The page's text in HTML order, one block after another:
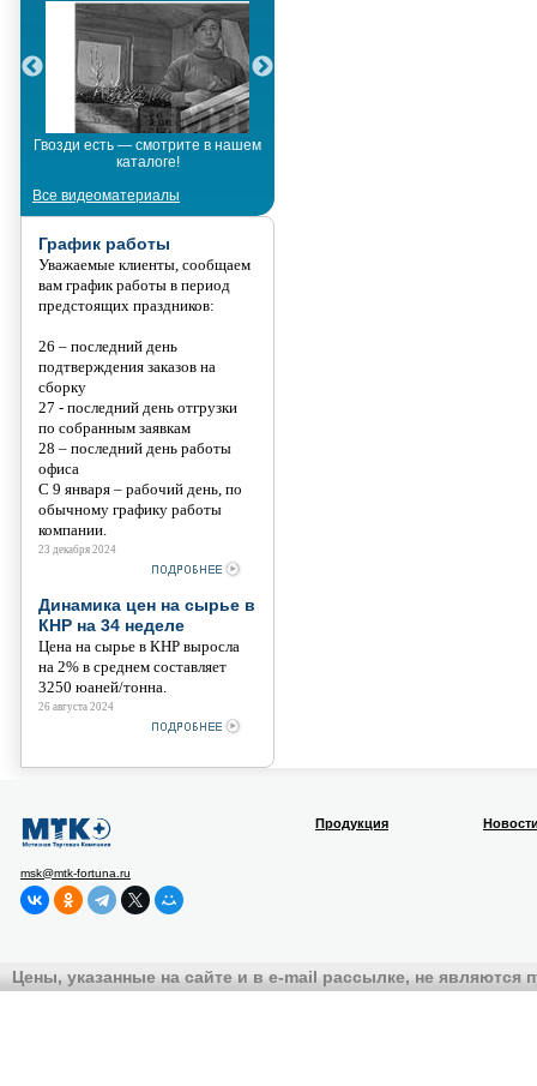
Гвозди есть — смотрите в нашем
каталоге!
Все видеоматериалы
График работы
Уважаемые клиенты, сообщаем
вам график работы в период
предстоящих праздников:
26 – последний день
подтверждения заказов на
сборку
27 - последний день отгрузки
по собранным заявкам
28 – последний день работы
офиса
С 9 января – рабочий день, по
обычному графику работы
компании.
23 декабря 2024
Динамика цен на сырье в
КНР на 34 неделе
Цена на сырье в КНР выросла
на 2% в среднем составляет
3250 юаней/тонна.
26 августа 2024
msk@mtk-fortuna.ru
Продукция
Цены, указанные на сайте и в e-mail рассылке, не являются